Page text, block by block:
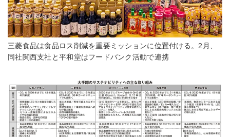
三菱食品は食品ロス削減を重要ミッションに位置付ける。2月、
同社関西支社と平和堂はフードバンク活動で連携